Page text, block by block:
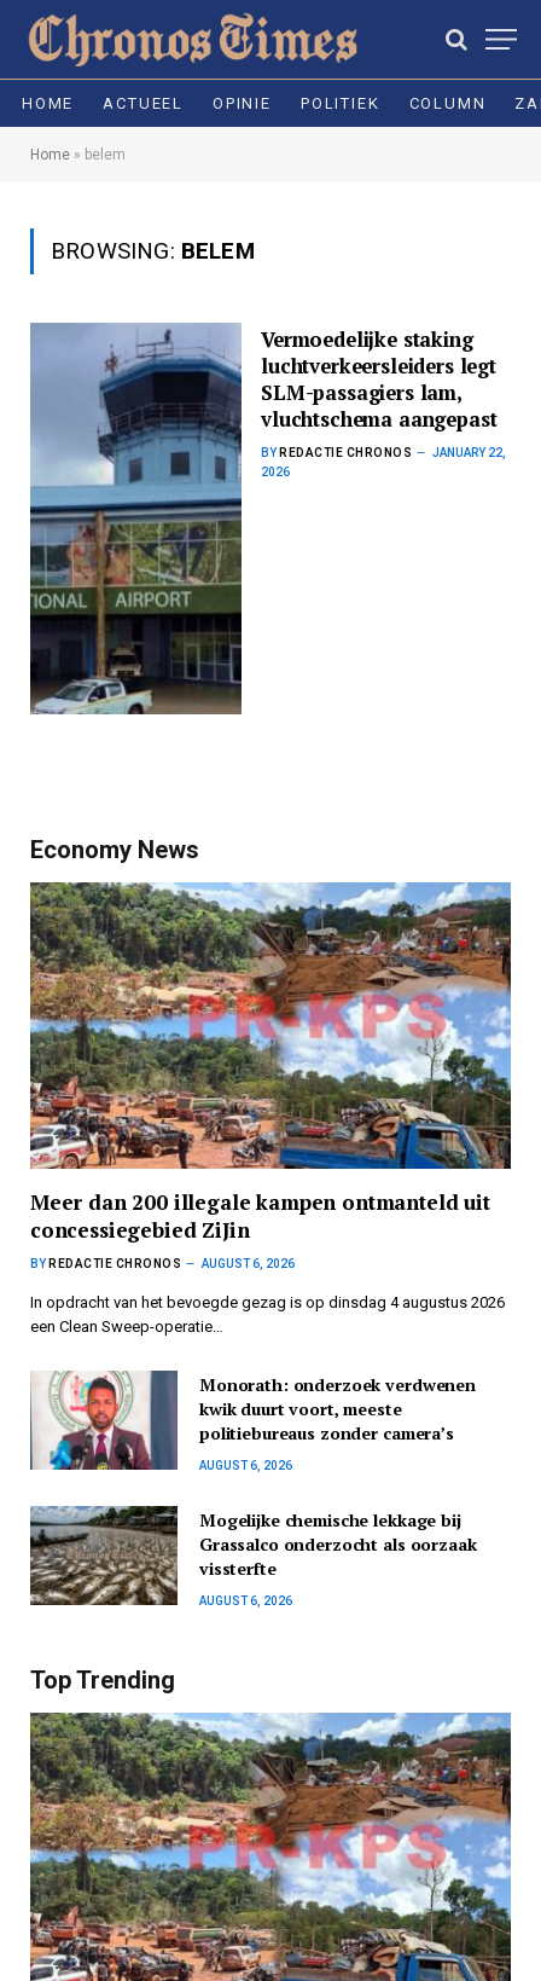
HOME ACTUEEL OPINIE POLITIEK COLUMN
Home » belem
BROWSING: BELEM
Vermoedelijke staking
luchtverkeersleiders legt
SLM-passagiers lam,
vluchtschema aangepast
BY REDACTIE CHRONOS
JANUARY 22,
2026
Economy News
Meer dan 200 illegale kampen ontmanteld uit
concessiegebied ZiJin
BY REDACTIE CHRONOS AUGUST 6, 2026
In opdracht van het bevoegde gezag is op dinsdag 4 augustus 2026
een Clean Sweep-operatie…
Monorath: onderzoek verdwenen
kwik duurt voort, meeste
politiebureaus zonder camera’s
AUGUST 6, 2026
Mogelijke chemische lekkage bij
Grassalco onderzocht als oorzaak
vissterfte
AUGUST 6, 2026
Top Trending